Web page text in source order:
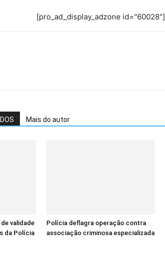
[pro_ad_display_adzone id="60028"]
Mais do autor
validade
da Polícia
Polícia deflagra operação contra
associação criminosa especializada